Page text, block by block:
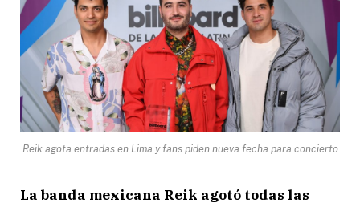
Reik agota entradas en Lima y fans piden nueva fecha para concierto
La banda mexicana Reik agotó todas las